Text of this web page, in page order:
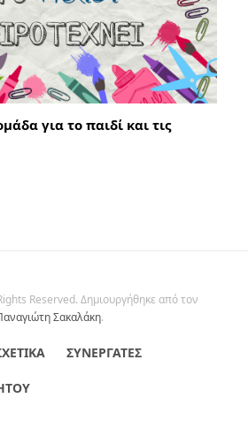
για το παιδί και τις
Reserved. Δημιουργήθηκε από τον
Σακαλάκη.
ΣΥΝΕΡΓΆΤΕΣ